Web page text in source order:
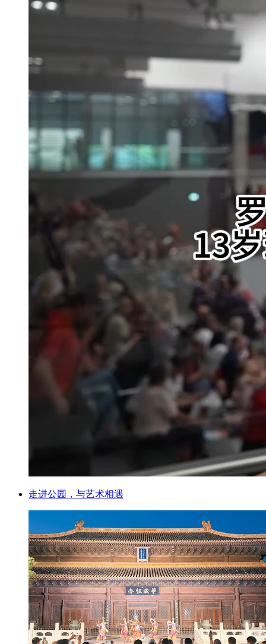
走进公园，与艺术相遇